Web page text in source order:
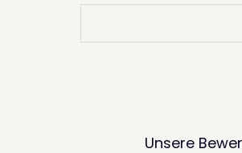
Unsere